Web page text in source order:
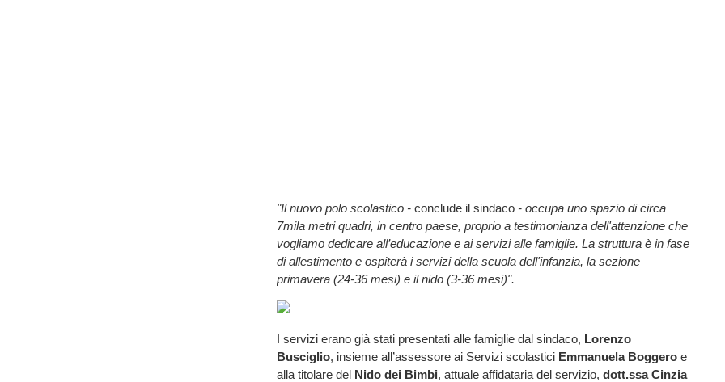
"Il nuovo polo scolastico - conclude il sindaco - occupa uno spazio di circa
7mila metri quadri, in centro paese, proprio a testimonianza dell'attenzione che
vogliamo dedicare all’educazione e ai servizi alle famiglie. La struttura è in fase
di allestimento e ospiterà i servizi della scuola dell'infanzia, la sezione
primavera (24-36 mesi) e il nido (3-36 mesi)".
I servizi erano già stati presentati alle famiglie dal sindaco, Lorenzo
Busciglio, insieme all’assessore ai Servizi scolastici Emmanuela Boggero e
alla titolare del Nido dei Bimbi, attuale affidataria del servizio, dott.ssa Cinzia